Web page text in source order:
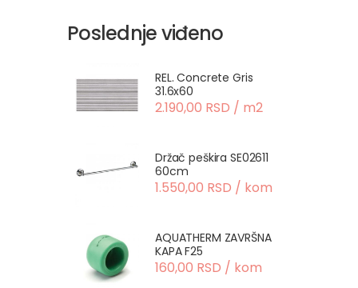
Poslednje viđeno
REL. Concrete Gris
31.6x60
2.190,00 RSD / m2
Držač peškira SE02611
60cm
1.550,00 RSD / kom
AQUATHERM ZAVRŠNA
KAPA F25
160,00 RSD / kom